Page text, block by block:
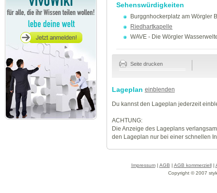
Sehenswürdigkeiten
Burggnhockerplatz am Wörgler
Riedhartkapelle
WAVE - Die Wörgler
Seite drucken
Lageplan einblenden
Du kannst den Lageplan jederzeit
ACHTUNG:
Die Anzeige des Lageplans
den Lageplan nur bei einer schnellen
Impressum| AGB | AGB kommerziell|
Copyright © 2007